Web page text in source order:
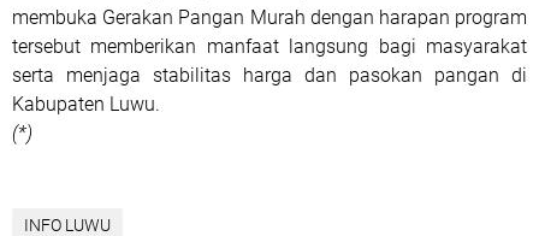
membuka Gerakan Pangan Murah dengan harapan program
tersebut memberikan manfaat langsung bagi masyarakat
serta menjaga stabilitas harga dan pasokan pangan di
Kabupaten Luwu.
(*)
INFO LUWU